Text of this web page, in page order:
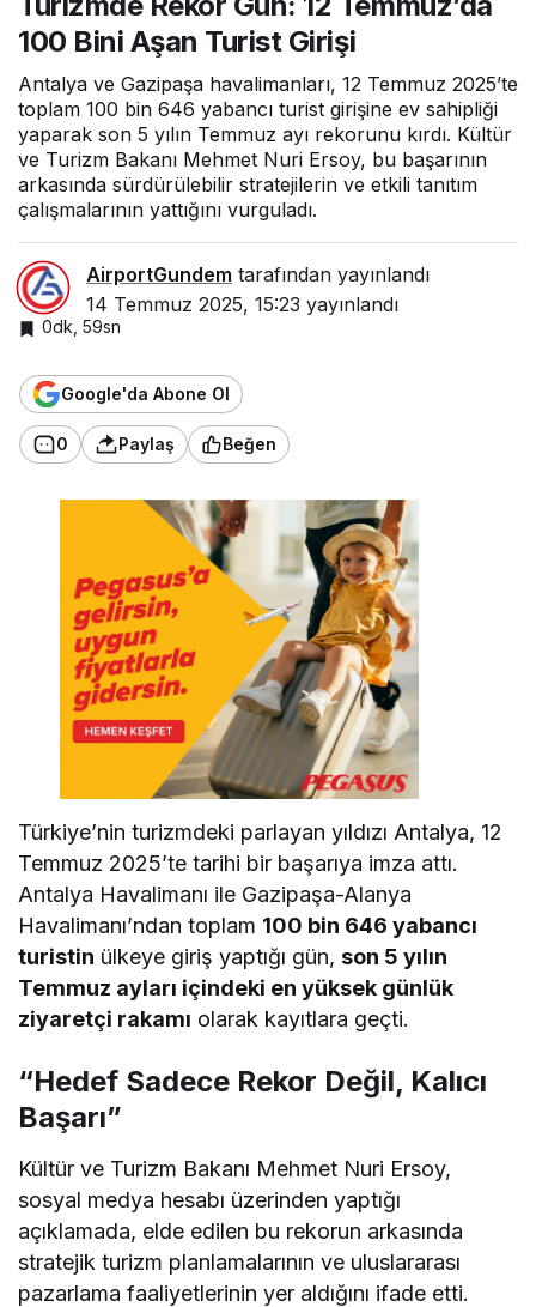
Rekora
100 Bini Aşan Turist Girişi
Antalya ve Gazipaşa havalimanları, 12 Temmuz 2025’te
toplam 100 bin 646 yabancı turist girişine ev sahipliği
yaparak son 5 yılın Temmuz ayı rekorunu kırdı. Kültür
ve Turizm Bakanı Mehmet Nuri Ersoy, bu başarının
arkasında sürdürülebilir stratejilerin ve etkili tanıtım
çalışmalarının yattığını vurguladı.
AirportGundem tarafından yayınlandı
14 Temmuz 2025, 15:23 yayınlandı
0dk, 59sn
Google'da Abone Ol
0 Paylaş Beğen
Türkiye’nin turizmdeki parlayan yıldızı Antalya, 12
Temmuz 2025’te tarihi bir başarıya imza attı.
Antalya Havalimanı ile Gazipaşa-Alanya
Havalimanı’ndan toplam 100 bin 646 yabancı
turistin ülkeye giriş yaptığı gün,son 5 yılın
Temmuz ayları içindeki en yüksek günlük
ziyaretçi rakamı olarak kayıtlara geçti.
“Hedef Sadece Rekor Değil, Kalıcı
Başarı”
Kültür ve Turizm Bakanı Mehmet Nuri Ersoy,
sosyal medya hesabı üzerinden yaptığı
açıklamada, elde edilen bu rekorun arkasında
stratejik turizm planlamalarının ve uluslararası
pazarlama faaliyetlerinin yer aldığını ifade etti.